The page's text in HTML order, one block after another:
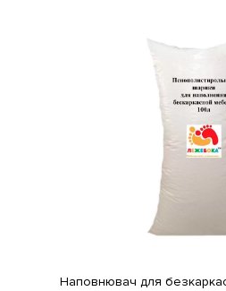
Наповнювач для